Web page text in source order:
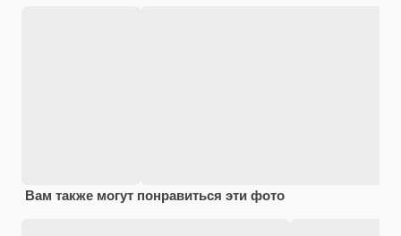
Вам также могут понравиться эти фото